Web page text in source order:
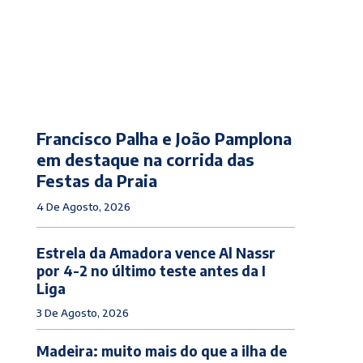
Francisco Palha e João Pamplona
em destaque na corrida das
Festas da Praia
4 De Agosto, 2026
Estrela da Amadora vence Al Nassr
por 4-2 no último teste antes da I
Liga
3 De Agosto, 2026
Madeira: muito mais do que a ilha de